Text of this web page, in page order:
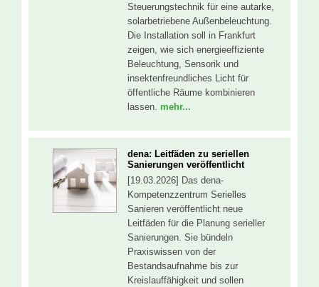
Steuerungstechnik für eine autarke,
solarbetriebene Außenbeleuchtung.
Die Installation soll in Frankfurt
zeigen, wie sich energieeffiziente
Beleuchtung, Sensorik und
insektenfreundliches Licht für
öffentliche Räume kombinieren
lassen. mehr...
dena: Leitfäden zu seriellen
Sanierungen veröffentlicht
[19.03.2026] Das dena-
Kompetenzzentrum Serielles
Sanieren veröffentlicht neue
Leitfäden für die Planung serieller
Sanierungen. Sie bündeln
Praxiswissen von der
Bestandsaufnahme bis zur
Kreislauffähigkeit und sollen